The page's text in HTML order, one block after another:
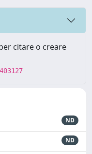
citare o creare
ND
ND